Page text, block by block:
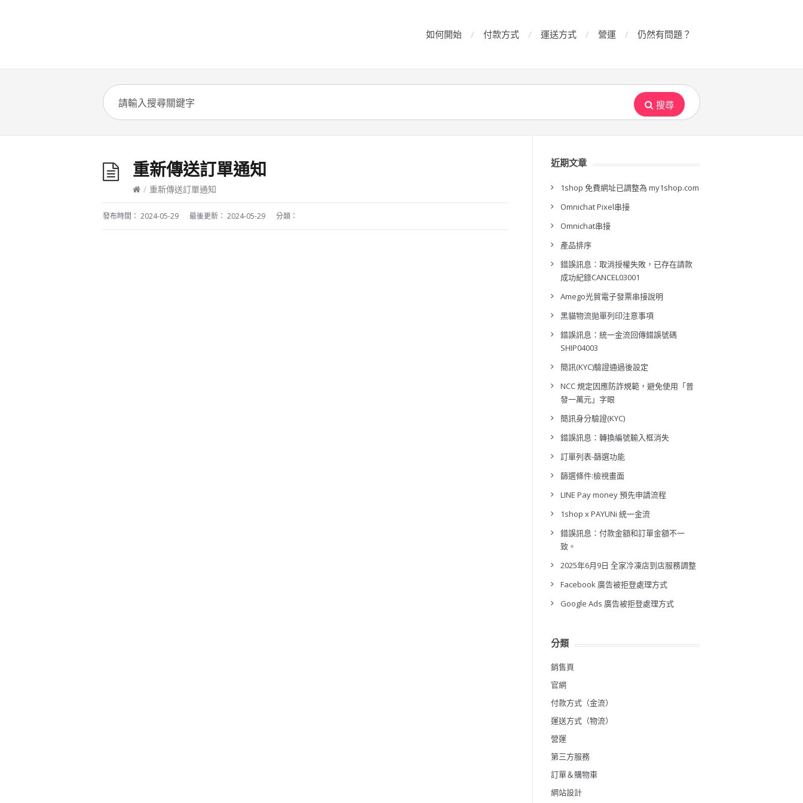
如何開始 付款方式 運送方式 營運 仍然有問題？
搜尋
重新傳送訂單通知
/ 重新傳送訂單通知
發布時間： 2024-05-29 最後更新： 2024-05-29 分類：
近期文章
1shop 免費網址已調整為 my1shop.com
Omnichat Pixel串接
Omnichat串接
產品排序
錯誤訊息：取消授權失敗，已存在請款
成功紀錄CANCEL03001
Amego光貿電子發票串接說明
黑貓物流拋單列印注意事項
錯誤訊息：統一金流回傳錯誤號碼
SHIP04003
簡訊(KYC)驗證通過後設定
NCC 規定因應防詐規範，避免使用「普
發一萬元」字眼
簡訊身分驗證(KYC)
錯誤訊息：轉換編號輸入框消失
訂單列表-篩選功能
篩選條件:檢視畫面
LINE Pay money 預先申請流程
1shop x PAYUNi 統一金流
錯誤訊息：付款金額和訂單金額不一
致。
2025年6月9日 全家冷凍店到店服務調整
Facebook 廣告被拒登處理方式
Google Ads 廣告被拒登處理方式
分類
銷售頁
官網
付款方式（金流）
運送方式（物流）
營運
第三方服務
訂單＆購物車
網站設計